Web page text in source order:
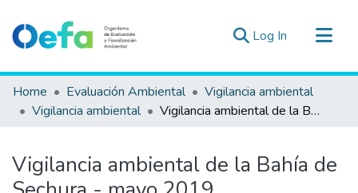
Log In (current)
Communities & Collections
All of DSpace
Estad. Externas
Guias ▾
Home Evaluación Ambiental
Vigilancia ambiental
Vigilancia ambiental
Vigilancia ambiental de la Bahía de Sechura - mayo 2019
Vigilancia ambiental de la Bahía de